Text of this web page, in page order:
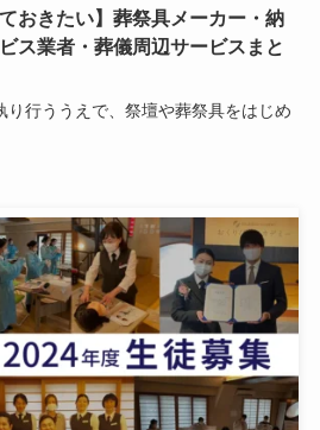
おきたい】葬祭具メーカー・納
ス業者・葬儀周辺サービスまと
り行ううえで、祭壇や葬祭具をはじめ